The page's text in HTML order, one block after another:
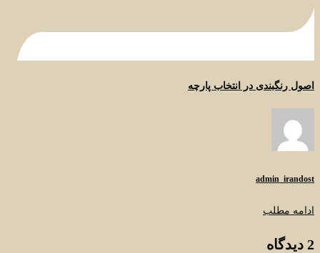
اصول رنگبندی در انتخاب پارچه
admin_irandost
ادامه مطلب
2 دیدگاه